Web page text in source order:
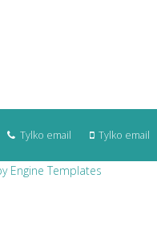
Tylko email Tylko email
Engine Templates